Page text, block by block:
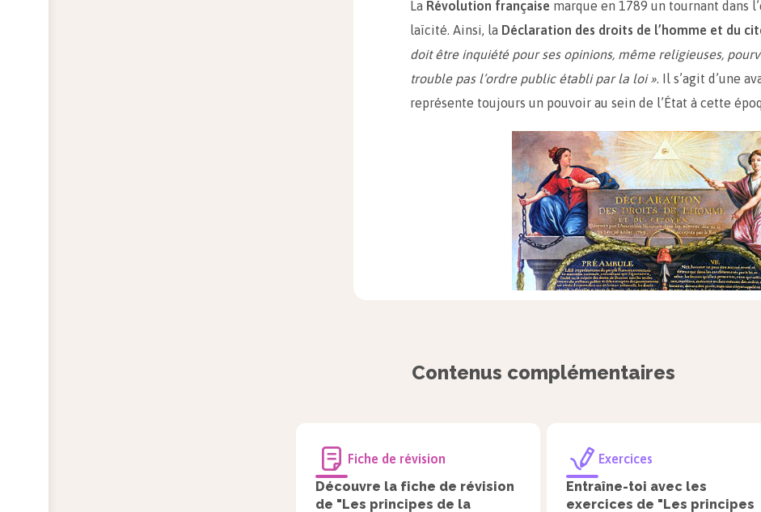
La Révolution française marque en 1789 un tournant dans
laïcité. Ainsi, la Déclaration des droits de l’homme et du
doit être inquiété pour ses opinions, même religieuses,
trouble pas l’ordre public établi par la loi ». Il s’agit d’une
représente toujours un pouvoir au sein de l’État à cette
Contenus complémentaires
Fiche de révision
Découvre la fiche de révision
de "Les principes de la
Exercices
Entraîne-toi avec les
exercices de "Les principes